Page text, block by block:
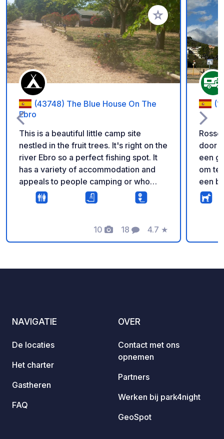
Voeg toe aan je
(43748) The Blue House On The
Ebro
This is a beautiful little camp site
nestled in the fruit trees. It's right on the
river Ebro so a perfect fishing spot. It
has a variety of accommodation and
appeals to people camping or who
have motor homes or caravans.
10
Foto's
18
Commentaren
4.7
Beoordeling
★
door
een
om te
een
landschappen.
kerk
NAVIGATIE
De locaties
Het charter
Gastheren
FAQ
OVER
Contact met ons
opnemen
Partners
Werken bij park4night
GeoSpot